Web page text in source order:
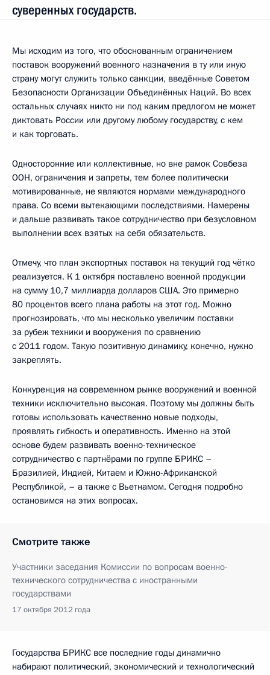
суверенных государств.
Мы исходим из того, что обоснованным ограничением
поставок вооружений военного назначения в ту или иную
страну могут служить только санкции, введённые Советом
Безопасности Организации Объединённых Наций. Во всех
остальных случаях никто ни под каким предлогом не может
диктовать России или другому любому государству, с кем
и как торговать.
Односторонние или коллективные, но вне рамок Совбеза
ООН, ограничения и запреты, тем более политически
мотивированные, не являются нормами международного
права. Со всеми вытекающими последствиями. Намерены
и дальше развивать такое сотрудничество при безусловном
выполнении всех взятых на себя обязательств.
Отмечу, что план экспортных поставок на текущий год чётко
реализуется. К 1 октября поставлено военной продукции
на сумму 10,7 миллиарда долларов США. Это примерно
80 процентов всего плана работы на этот год. Можно
прогнозировать, что мы несколько увеличим поставки
за рубеж техники и вооружения по сравнению
с 2011 годом. Такую позитивную динамику, конечно, нужно
закреплять.
Конкуренция на современном рынке вооружений и военной
техники исключительно высокая. Поэтому мы должны быть
готовы использовать качественно новые подходы,
проявлять гибкость и оперативность. Именно на этой
основе будем развивать военно-техническое
сотрудничество с партнёрами по группе БРИКС –
Бразилией, Индией, Китаем и Южно-Африканской
Республикой, – а также с Вьетнамом. Сегодня подробно
остановимся на этих вопросах.
Смотрите также
Участники заседания Комиссии по вопросам военно-
технического сотрудничества с иностранными
государствами
17 октября 2012 года
Государства БРИКС все последние годы динамично
набирают политический, экономический и технологический